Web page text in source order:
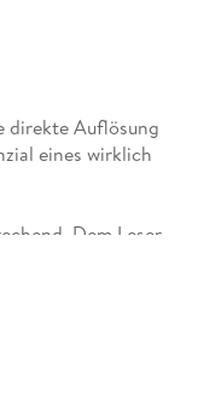
direkte Auflösung
eines wirklich
Dem Leser
und
Romanen
verwirrend sein.